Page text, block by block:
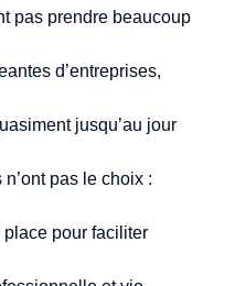
pas prendre beaucoup
d’entreprises,
jusqu’au jour
pas le choix :
place pour faciliter